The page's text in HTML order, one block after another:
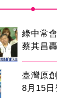
綠中常
蔡其昌
臺灣原
8月15